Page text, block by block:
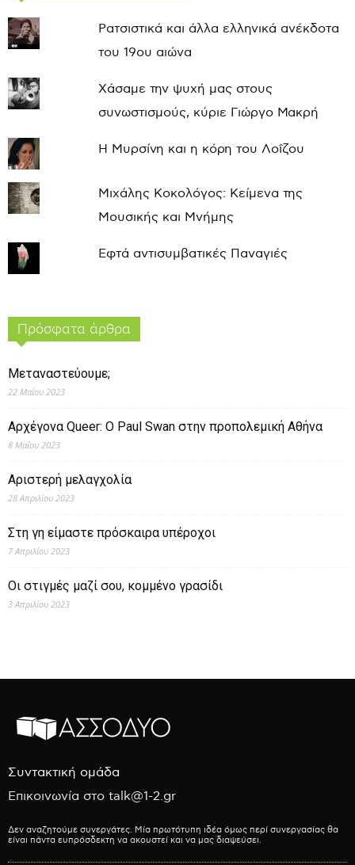
Ρατσιστικά και άλλα ελληνικά ανέκδοτα
του 19ου αιώνα
Χάσαμε την ψυχή μας στους
συνωστισμούς, κύριε Γιώργο Μακρή
Η Μυρσίνη και η κόρη του Λοΐζου
Μιχάλης Κοκολόγος: Κείμενα της
Μουσικής και Μνήμης
Εφτά αντισυμβατικές Παναγιές
Πρόσφατα άρθρα
Μεταναστεύουμε;
22 Μαΐου 2023
Αρχέγονα Queer: O Paul Swan στην προπολεμική Αθήνα
8 Μαΐου 2023
Αριστερή μελαγχολία
28 Απριλίου 2023
Στη γη είμαστε πρόσκαιρα υπέροχοι
7 Απριλίου 2023
Οι στιγμές μαζί σου, κομμένο γρασίδι
3 Απριλίου 2023
Συντακτική ομάδα
Επικοινωνία στο talk@1-2.gr
Δεν αναζητούμε συνεργάτες. Μία πρωτότυπη ιδέα όμως περί συνεργασίας θα
είναι πάντα ευπρόσδεκτη να ακουστεί και να μας διαψεύσει.